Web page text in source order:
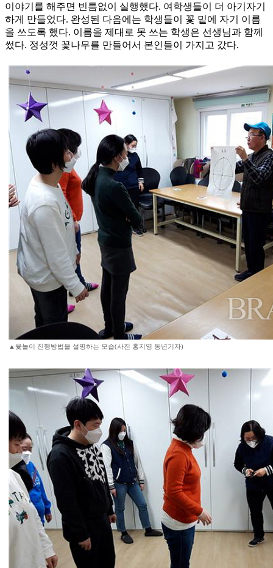
이야기를 해주면 빈틈없이 실행했다. 여학생들이 더 아기자기
하게 만들었다. 완성된 다음에는 학생들이 꽃 밑에 자기 이름
을 쓰도록 했다. 이름을 제대로 못 쓰는 학생은 선생님과 함께
썼다. 정성껏 꽃나무를 만들어서 본인들이 가지고 갔다.
▲윷놀이 진행방법을 설명하는 모습(사진 홍지영 동년기자)